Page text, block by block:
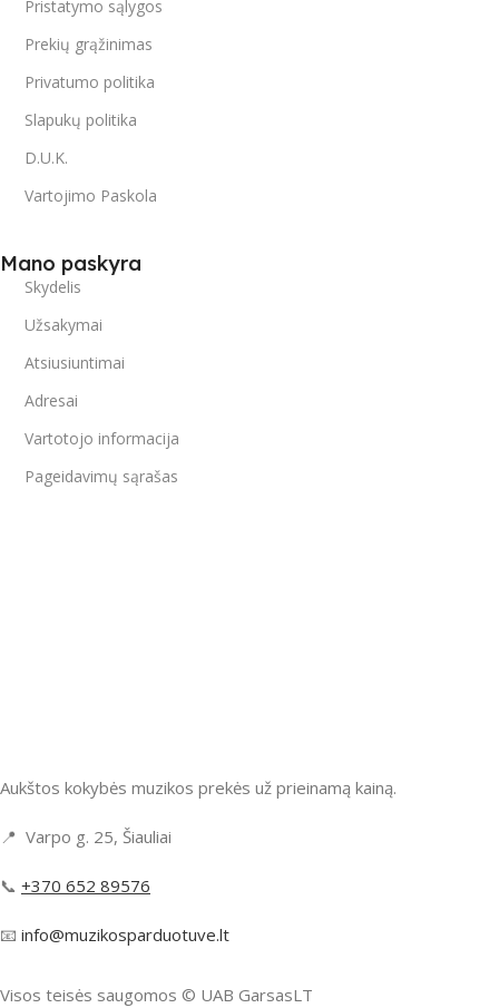
Pristatymo sąlygos
Prekių grąžinimas
Privatumo politika
Slapukų politika
D.U.K.
Vartojimo Paskola
Mano paskyra
Skydelis
Užsakymai
Atsiusiuntimai
Adresai
Vartotojo informacija
Pageidavimų sąrašas
Aukštos kokybės muzikos prekės už prieinamą kainą.
📍 Varpo g. 25, Šiauliai
📞 +370 652 89576
📧 info@muzikosparduotuve.lt
Visos teisės saugomos ©️ UAB GarsasLT